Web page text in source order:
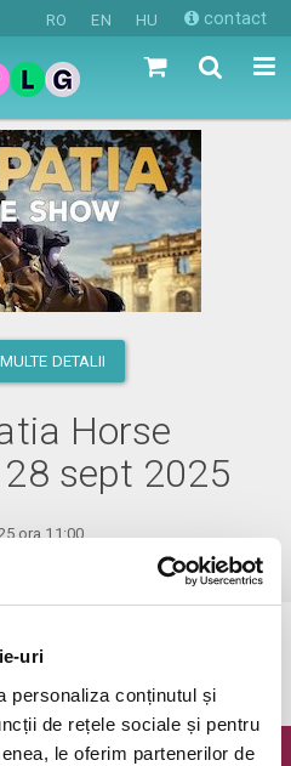
uri
personaliza conținutul și
de rețele sociale și pentru
le oferim partenerilor de
RO EN HU contact
DETALII
Horse
sept 2025
ora 11:00
vezi pe harta
a expirat.